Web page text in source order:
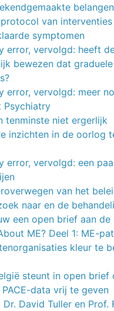
van
symptomen
error, vervolgd: heeft
bewezen dat
error, vervolgd: meer
Psychiatry
tenminste niet ergerlijk
inzichten in de oorlog
error, vervolgd: een
van het
naar en de
een open brief aan de
ME? Deel 1: ME-
kleur te
steunt in open brief
data vrij te geven
Dr. David Tuller en Prof.